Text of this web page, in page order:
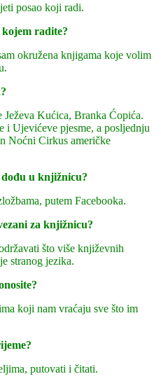
posao koji radi.
radite?
okružena knjigama koje volim
Kućica, Branka Ćopića.
i Ujevićeve pjesme, a posljednju
Noćni Cirkus američke
u knjižnicu?
putem Facebooka.
za knjižnicu?
što više književnih
stranog jezika.
koji nam vraćaju sve što im
putovati i čitati.